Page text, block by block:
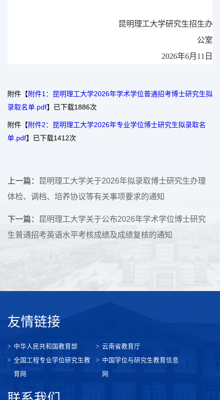
昆明理工大学研究生招生办
公室
2026年6月 11 日
附件【附件1：昆明理工大学2026年学术学位普通招考博士研究生拟
录取名单.pdf】已下载1886次
附件【附件2：昆明理工大学2026年专业学位博士研究生拟录取名
单.pdf】已下载1412次
上一篇：
昆明理工大学关于2026年拟录取博士研究生办理
体检、调档、培养协议等有关事项要求的通知
下一篇：
昆明理工大学关于公布2026年学术学位博士研究
生普通招考英语水平考核成绩及成绩复核的通知
友情链接
中华人民共和国教育部
云南省教育厅
全国工程专业学位研究生教
育网
中国学位与研究生教育信息
网